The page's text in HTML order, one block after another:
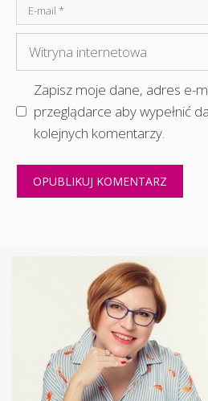
mail
internetowa
Zapisz moje dane, adres e-
przeglądarce aby wypełnić
kolejnych komentarzy.